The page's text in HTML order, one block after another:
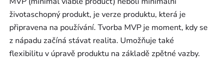
životaschopný produkt, je verze produktu, která je
připravena na používání. Tvorba MVP je moment, kdy se
z nápadu začíná stávat realita. Umožňuje také
flexibilitu v úpravě produktu na základě zpětné vazby.